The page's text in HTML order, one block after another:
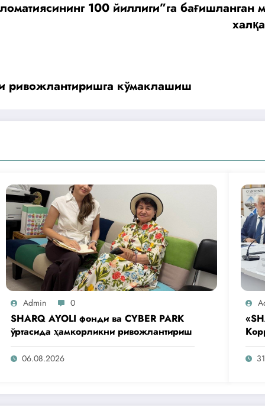
100 йиллиги”га
ривожлантиришга кўмаклашиш
Admin 0
SHARQ AYOLI фонди ва CYBER PARK
ўртасида ҳамкорликни ривожлантириш
06.08.2026